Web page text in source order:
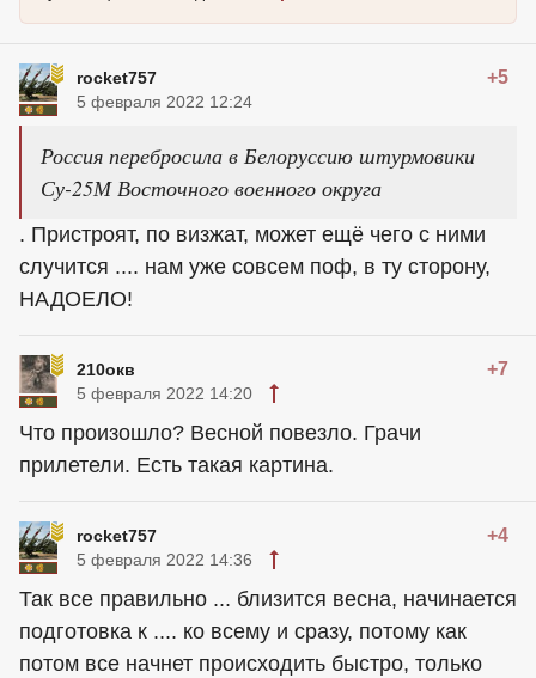
rocket757 +5
5 февраля 2022 12:24
Россия перебросила в Белоруссию штурмовики
Су-25М Восточного военного округа
. Пристроят, по визжат, может ещё чего с ними
случится .... нам уже совсем поф, в ту сторону,
НАДОЕЛО!
210окв +7
5 февраля 2022 14:20
Что произошло? Весной повезло. Грачи
прилетели. Есть такая картина.
rocket757 +4
5 февраля 2022 14:36
Так все правильно ... близится весна, начинается
подготовка к .... ко всему и сразу, потому как
потом все начнет происходить быстро, только